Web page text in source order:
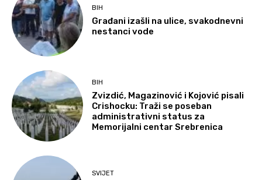
BIH
Građani izašli na ulice, svakodnevni
nestanci vode
BIH
Zvizdić, Magazinović i Kojović pisali
Crishocku: Traži se poseban
administrativni status za
Memorijalni centar Srebrenica
SVIJET